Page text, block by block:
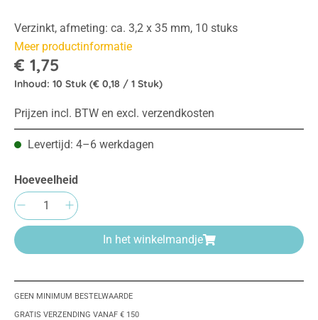
Verzinkt, afmeting: ca. 3,2 x 35 mm, 10 stuks
Meer productinformatie
€ 1,75
Inhoud: 10 Stuk (€ 0,18 / 1 Stuk)
Prijzen incl. BTW en excl. verzendkosten
Levertijd: 4–6 werkdagen
Hoeveelheid
Producthoeveelheid: Voer de gewenste
In het winkelmandje
GEEN MINIMUM BESTELWAARDE
GRATIS VERZENDING VANAF € 150